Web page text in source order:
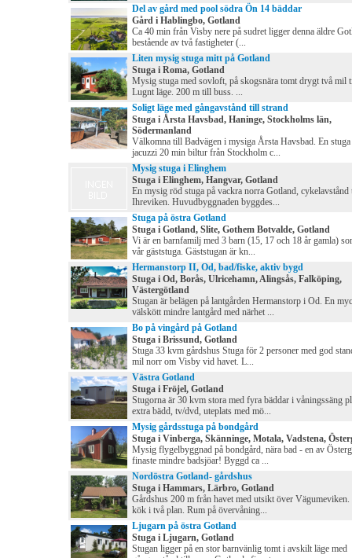
Del av gård med pool södra Ön 14 bäddar
Gård i Hablingbo, Gotland
Ca 40 min från Visby nere på sudret ligger denna äldre
bestående av två fastigheter (...
Liten mysig stuga mitt på Gotland
Stuga i Roma, Gotland
Mysig stuga med sovloft, på skogsnära tomt drygt två mil
Lugnt läge. 200 m till buss. ...
Soligt läge med gångavstånd till strand
Stuga i Årsta Havsbad, Haninge, Stockholms län,
Södermanland
Välkomna till Badvägen i mysiga Årsta Havsbad. En stuga
jacuzzi 20 min biltur från Stockholm c...
Mysig stuga i Elinghem
Stuga i Elinghem, Hangvar, Gotland
En mysig röd stuga på vackra norra Gotland,
Ihreviken. Huvudbyggnaden byggdes...
Stuga på östra Gotland
Stuga i Gotland, Slite, Gothem Botvalde, Gotland
Vi är en barnfamilj med 3 barn (15, 17 och 18 år gamla)
vår gäststuga. Gäststugan är kn...
Hermanstorp II, Od, bad/fiske, aktiv bygd
Stuga i Od, Borås, Ulricehamn, Alingsås, Falköping,
Västergötland
Stugan är belägen på lantgården Hermanstorp i Od. En
välskött mindre lantgård med närhet ...
Bo på vingård på Gotland
Stuga i Brissund, Gotland
Stuga 33 kvm gårdshus Stuga för 2 personer med god
mil norr om Visby vid havet. L...
Västra Gotland
Stuga i Fröjel, Gotland
Stugorna är 30 kvm stora med fyra bäddar i våningssäng
extra bädd, tv/dvd, uteplats med mö...
Mysig gårdsstuga på bondgård
Stuga i Vinberga, Skänninge, Motala, Vadstena,
Mysig flygelbyggnad på bondgård, nära bad - en av
finaste mindre badsjöar! Byggd ca ...
Nordöstra Gotland- gårdshus
Stuga i Hammars, Lärbro, Gotland
Gårdshus 200 m från havet med utsikt över
kök i två plan. Rum på övervåning...
Ljugarn på östra Gotland
Stuga i Ljugarn, Gotland
Stugan ligger på en stor barnvänlig tomt i avskilt läge med